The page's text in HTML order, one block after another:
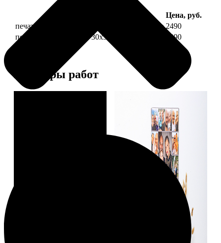
Цена, руб.
печать фото на холсте 30х30 на подрамнике 2490
печать фото на холсте 30х30 в раме
4990
Примеры работ